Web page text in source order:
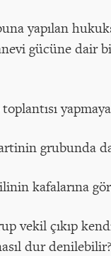
yapılan
gücüne
grubunda
kafalarına
vekil çıkıp
dur denilebilir?